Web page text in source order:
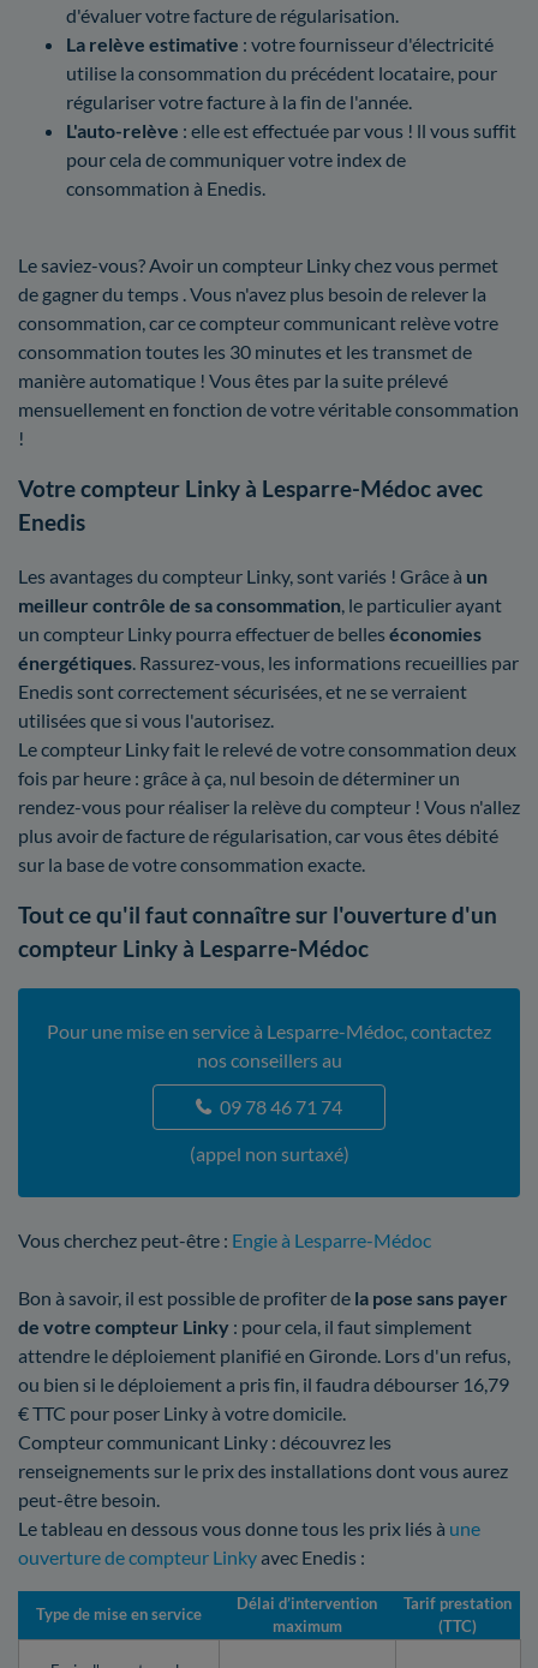
d'évaluer votre facture de régularisation.
La relève estimative : votre fournisseur d'électricité
utilise la consommation du précédent locataire, pour
régulariser votre facture à la fin de l'année.
L'auto-relève : elle est effectuée par vous ! ll vous suffit
pour cela de communiquer votre index de
consommation à Enedis.
Le saviez-vous? Avoir un compteur Linky chez vous permet
de gagner du temps . Vous n'avez plus besoin de relever la
consommation, car ce compteur communicant relève votre
consommation toutes les 30 minutes et les transmet de
manière automatique ! Vous êtes par la suite prélevé
mensuellement en fonction de votre véritable consommation
!
Votre compteur Linky à Lesparre-Médoc avec
Enedis
Les avantages du compteur Linky, sont variés ! Grâce à un
meilleur contrôle de sa consommation , le particulier ayant
un compteur Linky pourra effectuer de belles économies
énergétiques . Rassurez-vous, les informations recueillies par
Enedis sont correctement sécurisées, et ne se verraient
utilisées que si vous l'autorisez.
Le compteur Linky fait le relevé de votre consommation deux
fois par heure : grâce à ça, nul besoin de déterminer un
rendez-vous pour réaliser la relève du compteur ! Vous n'allez
plus avoir de facture de régularisation, car vous êtes débité
sur la base de votre consommation exacte.
Tout ce qu'il faut connaître sur l'ouverture d'un
compteur Linky à Lesparre-Médoc
Pour une mise en service à Lesparre-Médoc, contactez
nos conseillers au
09 78 46 71 74
(appel non surtaxé)
Vous cherchez peut-être : Engie à Lesparre-Médoc
Bon à savoir, il est possible de profiter de la pose sans payer
de votre compteur Linky : pour cela, il faut simplement
attendre le déploiement planifié en Gironde. Lors d'un refus,
ou bien si le déploiement a pris fin, il faudra débourser 16,79
€ TTC pour poser Linky à votre domicile.
Compteur communicant Linky : découvrez les
renseignements sur le prix des installations dont vous aurez
peut-être besoin.
Le tableau en dessous vous donne tous les prix liés à une
ouverture de compteur Linkyavec Enedis :
Type de mise en service
Délai d’intervention
maximum
Tarif prestation
(TTC)